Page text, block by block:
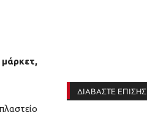
ΔΙΑΒΑΣΤΕ ΕΠΙΣΗΣ